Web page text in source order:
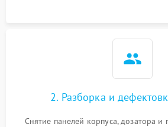
2. Разборка и
Снятие панелей корпуса, дозатора и